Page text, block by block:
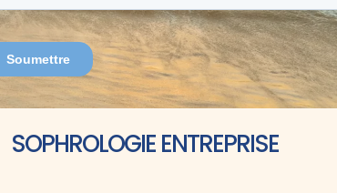
SOPHROLOGIE ENTREPRISE